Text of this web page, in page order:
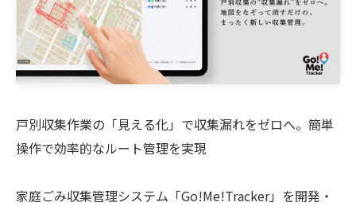
戸別収集作業の「見える化」で収集漏れをゼロへ。簡単
操作で効率的なルート管理を実現
家庭ごみ収集管理システム「Go!Me!Tracker」を開発・